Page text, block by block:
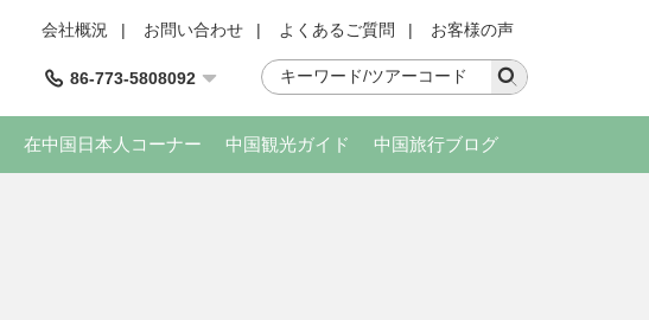
会社概況 | お問い合わせ | よくあるご質問 | お客様の声
86-773-5808092
在中国日本人コーナー 中国観光ガイド 中国旅行ブログ